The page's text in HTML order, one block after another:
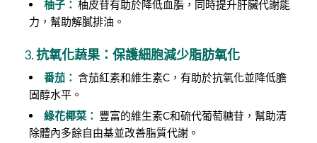
柚子： 柚皮苷有助於降低血脂，同時提升肝臟代謝能
力，幫助解膩排油。
3.抗氧化蔬果：保護細胞減少脂肪氧化
番茄： 含茄紅素和維生素C，有助於抗氧化並降低膽
固醇水平。
綠花椰菜： 豐富的維生素C和硫代葡萄糖苷，幫助清
除體內多餘自由基並改善脂質代謝。